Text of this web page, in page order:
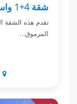
المرموق…